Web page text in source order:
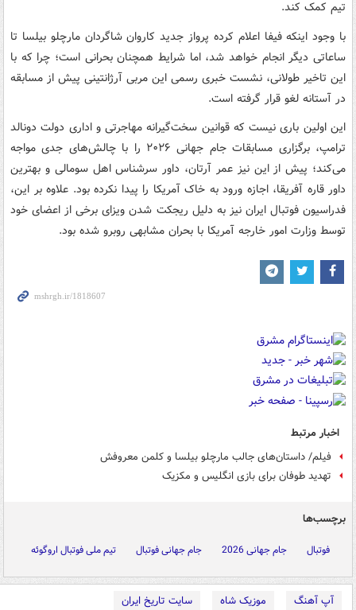
تیم کمک کند.
با وجود اینکه فیفا اعلام کرده پرواز جدید کاروان شاگردان مارچلو بیلسا تا
ساعاتی دیگر انجام خواهد شد، اما شرایط همچنان بحرانی است؛ چرا که با
این تاخیر طولانی، نشست خبری رسمی این مربی آرژانتینی پیش از مسابقه
در آستانه لغو قرار گرفته است.
این اولین باری نیست که قوانین سخت‌گیرانه مهاجرتی و اداری دولت دونالد
ترامپ، برگزاری مسابقات جام جهانی ۲۰۲۶ را با چالش‌های جدی مواجه
می‌کند؛ پیش از این نیز عمر آرتان، داور سرشناس اهل سومالی و بهترین
داور قاره آفریقا، اجازه ورود به خاک آمریکا را پیدا نکرده بود. علاوه بر این،
فدراسیون فوتبال ایران نیز به دلیل ریجکت شدن ویزای برخی از اعضای خود
توسط وزارت امور خارجه آمریکا با بحران مشابهی روبرو شده بود.
اخبار مرتبط
فیلم/ داستان‌های جالب مارچلو بیلسا و کلمن معروفش
تهدید طوفان برای بازی انگلیس و مکزیک
برچسب‌ها
فوتبال جام جهانی 2026 جام جهانی فوتبال تیم ملی فوتبال اروگوئه
آپ آهنگ موزیک شاه
سایت تاریخ ایران